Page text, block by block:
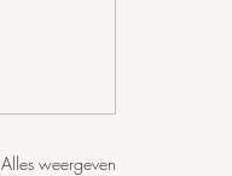
Alles weergeven